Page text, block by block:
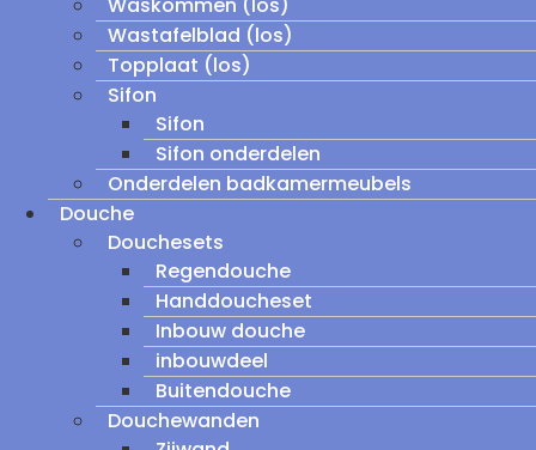
Wastafelblad (los)
Topplaat (los)
Sifon
Sifon
Sifon onderdelen
Onderdelen badkamermeubels
Douche
Douchesets
Regendouche
Handdoucheset
Inbouw douche
inbouwdeel
Buitendouche
Douchewanden